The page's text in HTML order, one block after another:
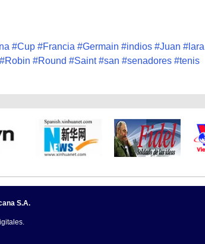
#Cup #Francia #Germain #indios #Juan # lara
#Robin #Round #Saint#san #senadores #tenis
S.A.